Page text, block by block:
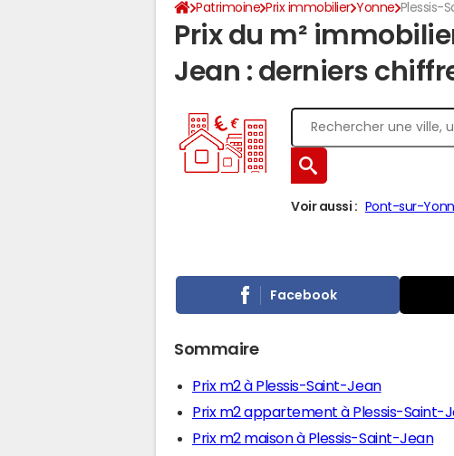
Patrimoine Prix immobilier Yonne Plessis-
Prix du m²
Jean : derniers
Voir aussi : Pont-sur-
Facebook
Sommaire
Prix m2 à Plessis-Saint-Jean
Prix m2 appartement à Plessis-Saint-
Prix m2 maison à Plessis-Saint-Jean